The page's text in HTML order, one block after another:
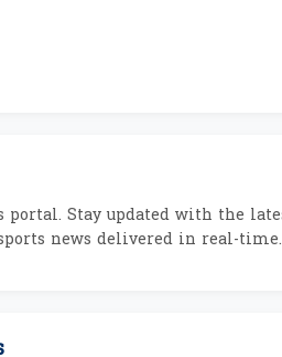
portal. Stay updated with the
news delivered in real-time.